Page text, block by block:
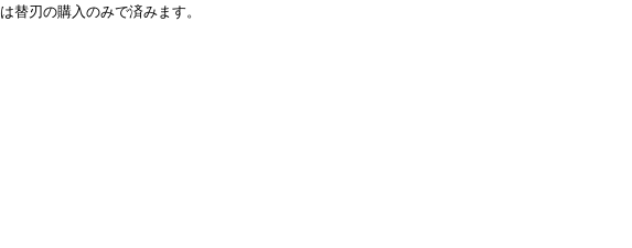
替刃の購入のみで済みます。